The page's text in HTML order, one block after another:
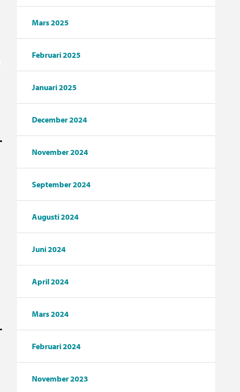
Mars 2025
Februari 2025
Januari 2025
December 2024
November 2024
September 2024
Augusti 2024
Juni 2024
April 2024
Mars 2024
Februari 2024
November 2023